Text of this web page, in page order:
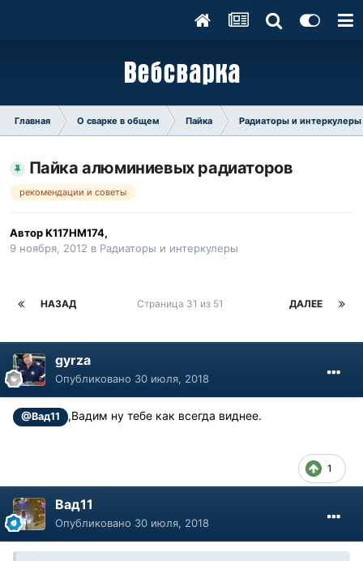
Главная О сварке в общем Пайка Радиаторы и интеркулеры
Пайка алюминиевых радиаторов
рекомендации и советы
АвторK117HM174,
9 ноября, 2012 в Радиаторы и интеркулеры
НАЗАД ДАЛЕЕ
Страница 31 из 51
gyrza
Опубликовано 30 июля, 2018
@Вад11 ,Вадим ну тебе как всегда виднее.
1
Вад11
Опубликовано 30 июля, 2018